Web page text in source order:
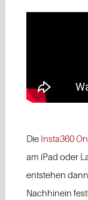
DieInsta360
am iPad oder
entstehen
Nachhinein